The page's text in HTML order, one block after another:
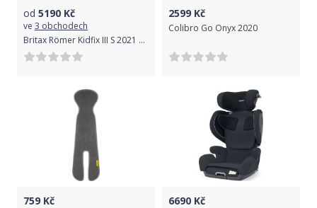
od 5190 Kč
ve 3 obchodech
Britax Römer Kidfix III S 2021 Black Ash
2599 Kč
Colibro Go Onyx 2020
759 Kč 6690 Kč